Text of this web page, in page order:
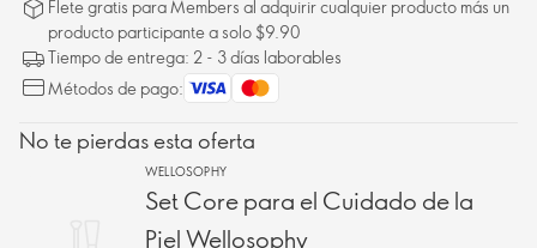
Flete gratis para Members al adquirir cualquier producto más un
producto participante a solo $9.90
Tiempo de entrega: 2 - 3 días laborables
Métodos de pago:
No te pierdas esta oferta
WELLOSOPHY
Set Core para el Cuidado de la
Piel Wellosophy